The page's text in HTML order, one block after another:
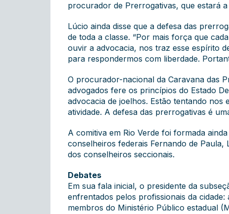
procurador de Prerrogativas, que estará
Lúcio ainda disse que a defesa das
de toda a classe. “Por mais força que
ouvir a advocacia, nos traz esse espírito
para respondermos com liberdade.
O procurador-nacional da Caravana das
advogados fere os princípios do Estado
advocacia de joelhos. Estão tentando
atividade. A defesa das prerrogativas é
A comitiva em Rio Verde foi formada
conselheiros federais Fernando de Paula,
dos conselheiros seccionais.
Debates
Em sua fala inicial, o presidente da
enfrentados pelos profissionais da
membros do Ministério Público estadual